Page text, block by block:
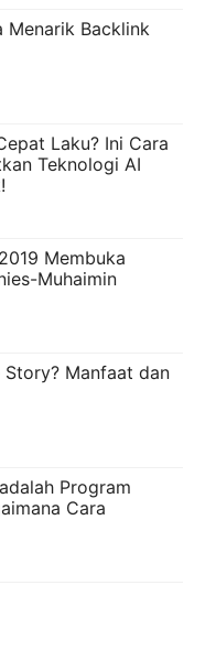
Menarik Backlink
Laku? Ini Cara
Teknologi AI
Membuka
Muhaimin
Manfaat dan
Program
Cara